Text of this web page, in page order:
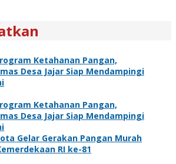
Ketahanan Pangan,
Desa Jajar Siap Mendampingi
Ketahanan Pangan,
Desa Jajar Siap Mendampingi
Gelar Gerakan Pangan Murah
RI ke-81